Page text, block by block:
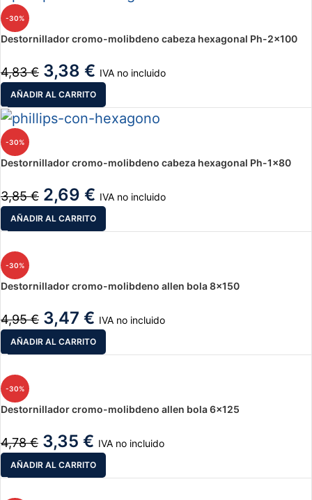
-30%
Destornillador cromo-molibdeno cabeza hexagonal Ph-2×100
4,83€ 3,38 € IVA no incluido
AÑADIR AL CARRITO
-30%
Destornillador cromo-molibdeno cabeza hexagonal Ph-1×80
3,85€ 2,69 € IVA no incluido
AÑADIR AL CARRITO
-30%
Destornillador cromo-molibdeno allen bola 8×150
4,95€ 3,47 € IVA no incluido
AÑADIR AL CARRITO
-30%
Destornillador cromo-molibdeno allen bola 6×125
4,78€ 3,35 € IVA no incluido
AÑADIR AL CARRITO